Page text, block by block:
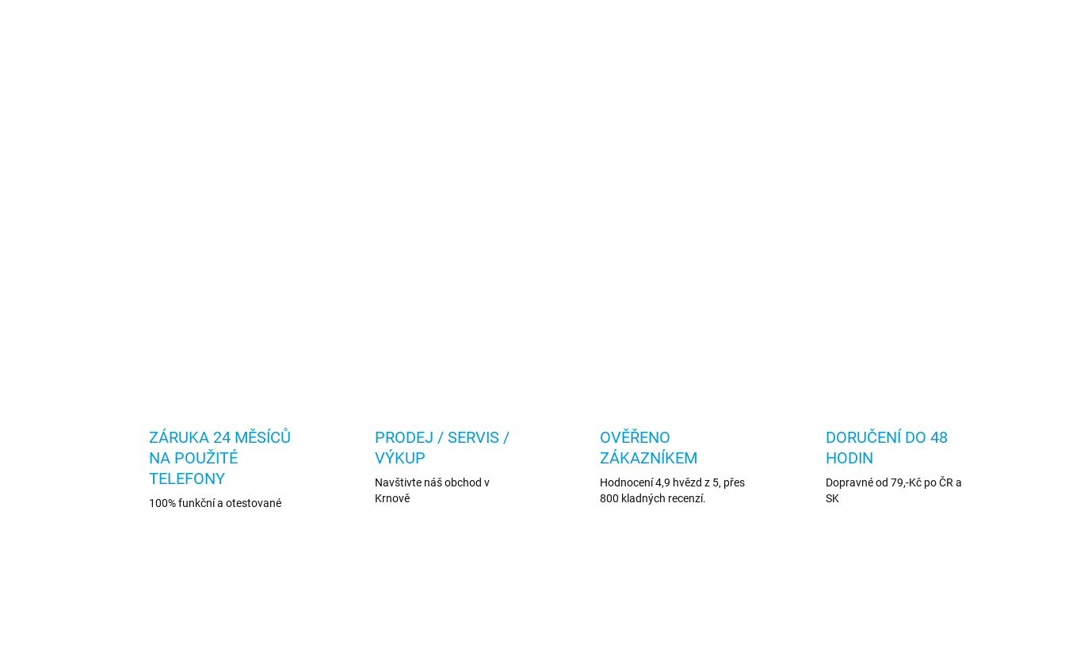
ZÁRUKA 24 MĚSÍCŮ
NA POUŽITÉ
TELEFONY
100% funkční a otestované
PRODEJ / SERVIS /
VÝKUP
Navštivte náš obchod v
Krnově
OVĚŘENO
ZÁKAZNÍKEM
Hodnocení 4,9 hvězd z 5, přes
800 kladných recenzí.
DORUČENÍ DO 48
HODIN
Dopravné od 79,-Kč po ČR a
SK